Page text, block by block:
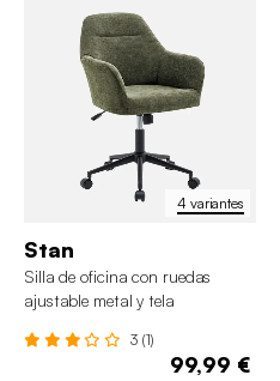
4 variantes
Stan
Silla de oficina con ruedas
ajustable metal y tela
3 (1)
99,99 €